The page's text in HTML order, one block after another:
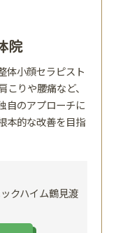
院
体小顔セラピスト
りや腰痛など、
自のアプローチに
本的な改善を目指
クハイム鶴見渡